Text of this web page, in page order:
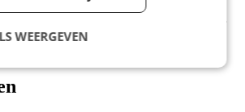
Nederland;
centraal staan;
WEERGEVEN